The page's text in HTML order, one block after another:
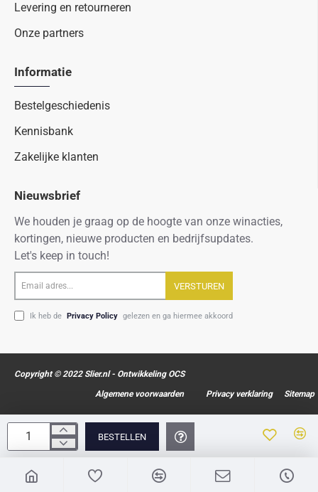
BESTELLEN
Levering en retourneren
Onze partners
Informatie
Bestelgeschiedenis
Kennisbank
Zakelijke klanten
Nieuwsbrief
We houden je graag op de hoogte van onze winacties,
kortingen, nieuwe producten en bedrijfsupdates.
Let's keep in touch!
adres...
VERSTUREN
Ik heb de Privacy Policy gelezen en ga hiermee akkoord
Copyright © 2022 Slier.nl - Ontwikkeling OCS
Algemene voorwaarden
Privacy verklaring Sitemap